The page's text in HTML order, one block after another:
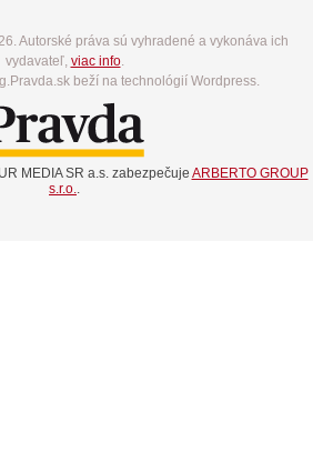
Autorské práva sú vyhradené a vykonáva ich
vydavateľ, viac info.
beží na technológií Wordpress.
MEDIA SR a.s. zabezpečuje ARBERTO GROUP
s.r.o..